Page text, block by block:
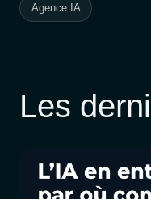
Agence IA
Les